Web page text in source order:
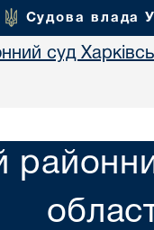
Судова влада
суд